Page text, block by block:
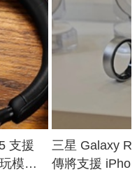
支援
模擬
三星 Galaxy
傳將支援